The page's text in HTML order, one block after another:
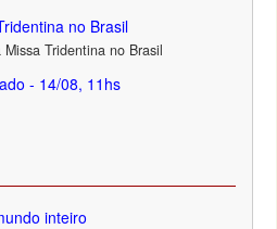
no Brasil
Tridentina no Brasil
- 14/08, 11hs
inteiro